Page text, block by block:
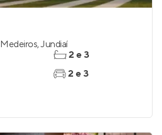
Medeiros,Jundiaí
2 e 3
2 e 3